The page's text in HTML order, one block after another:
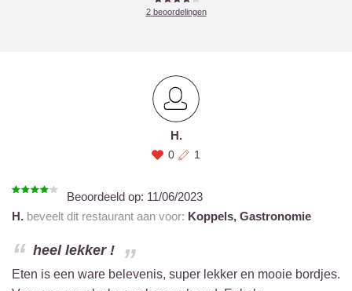
2beoordelingen
H.
0 1
Beoordeeld op: 11/06/2023
H. beveelt dit restaurant aan voor: Koppels, Gastronomie
heel lekker !
Eten is een ware belevenis, super lekker en mooie bordjes.